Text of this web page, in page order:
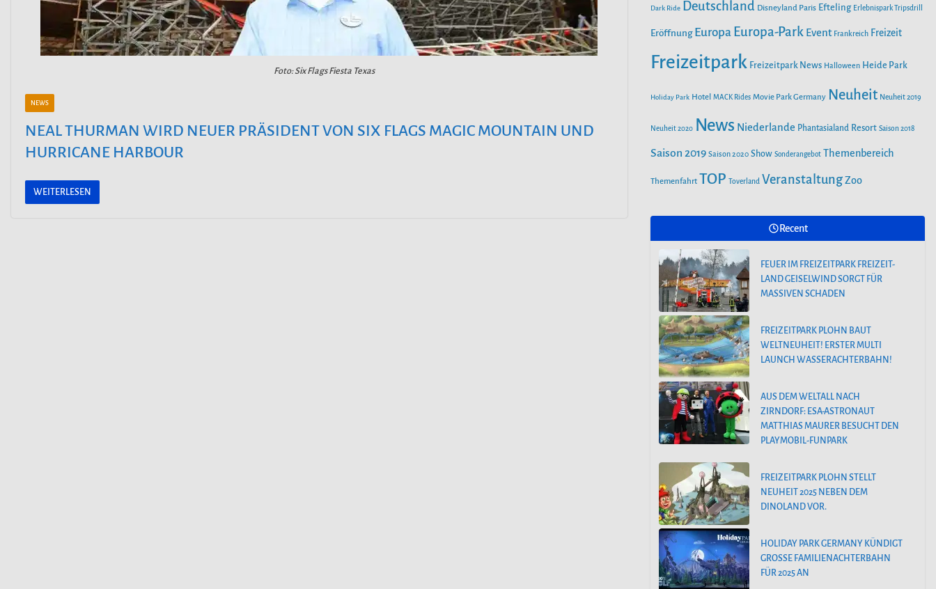
Foto: Six Flags Fiesta Texas
NEWS
NEAL THURMAN WIRD NEUER PRÄSIDENT VON SIX FLAGS MAGIC MOUNTAIN UND
HURRICANE HARBOUR
WEITERLESEN
n
o
r
e
Dark Ride Deutschland Disneyland Paris Efteling Erlebnispark Tripsdrill
Eröffnung Europa Europa-Park Event Frankreich Freizeit
Freizeitpark Freizeitpark News Halloween Heide Park
Holiday Park Hotel MACK Rides Movie Park Germany Neuheit Neuheit 2019
Neuheit 2020 News Niederlande Phantasialand Resort Saison 2018
Saison 2019 Saison 2020 Show Sonderangebot Themenbereich
Themenfahrt TOP Toverland Veranstaltung Zoo
Recent
FEUER IM FREIZEITPARK FREIZEIT-
LAND GEISELWIND SORGT FÜR
MASSIVEN SCHADEN
FREIZEITPARK PLOHN BAUT
WELTNEUHEIT! ERSTER MULTI
LAUNCH WASSERACHTERBAHN!
AUS DEM WELTALL NACH
ZIRNDORF: ESA-ASTRONAUT
MATTHIAS MAURER BESUCHT DEN
PLAYMOBIL-FUNPARK
FREIZEITPARK PLOHN STELLT
NEUHEIT 2025 NEBEN DEM
DINOLAND VOR.
HOLIDAY PARK GERMANY KÜNDIGT
GROSSE FAMILIENACHTERBAHN F
ÜR 2025 AN